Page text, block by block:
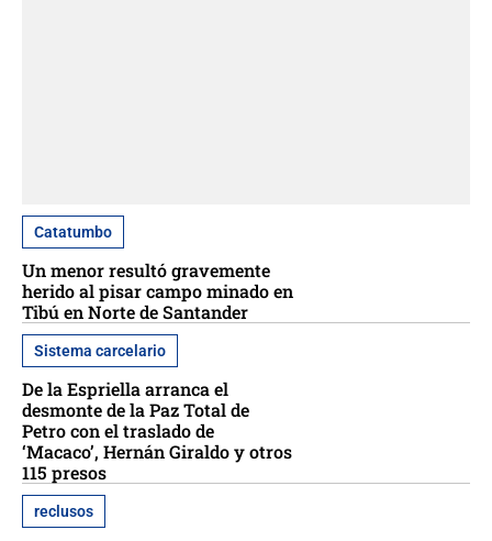
Catatumbo
Un menor resultó gravemente
herido al pisar campo minado en
Tibú en Norte de Santander
Sistema carcelario
De la Espriella arranca el
desmonte de la Paz Total de
Petro con el traslado de
‘Macaco’, Hernán Giraldo y otros
115 presos
reclusos